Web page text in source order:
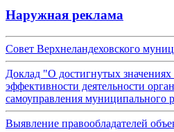
Наружная реклама
Совет Верхнеландеховского
Доклад "О достигнутых значениях
эффективности деятельности
самоуправления муниципального
Выявление правообладателей